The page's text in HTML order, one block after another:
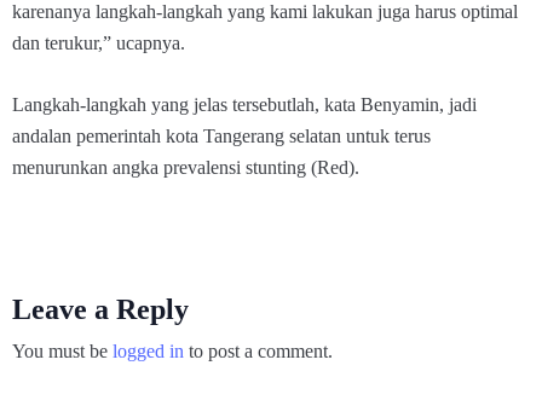
karenanya langkah-langkah yang kami lakukan juga harus optimal
dan terukur,” ucapnya.
Langkah-langkah yang jelas tersebutlah, kata Benyamin, jadi
andalan pemerintah kota Tangerang selatan untuk terus
menurunkan angka prevalensi stunting (Red).
Leave a Reply
You must be logged in to post a comment.